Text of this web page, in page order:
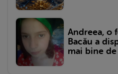
Andreea, o
Bacău a
mai bine